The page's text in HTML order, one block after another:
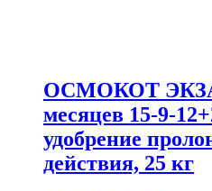
ОСМОКОТ
месяцев 15-9-
удобрение
действия, 25 кг